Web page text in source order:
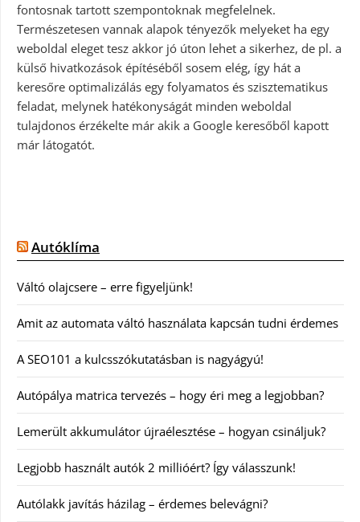
fontosnak tartott szempontoknak megfelelnek.
Természetesen vannak alapok tényezők melyeket ha egy
weboldal eleget tesz akkor jó úton lehet a sikerhez, de pl. a
külső hivatkozások építéséből sosem elég, így hát a
keresőre optimalizálás egy folyamatos és szisztematikus
feladat, melynek hatékonyságát minden weboldal
tulajdonos érzékelte már akik a Google keresőből kapott
már látogatót.
Autóklíma
Váltó olajcsere – erre figyeljünk!
Amit az automata váltó használata kapcsán tudni érdemes
A SEO101 a kulcsszókutatásban is nagyágyú!
Autópálya matrica tervezés – hogy éri meg a legjobban?
Lemerült akkumulátor újraélesztése – hogyan csináljuk?
Legjobb használt autók 2 millióért? Így válasszunk!
Autólakk javítás házilag – érdemes belevágni?